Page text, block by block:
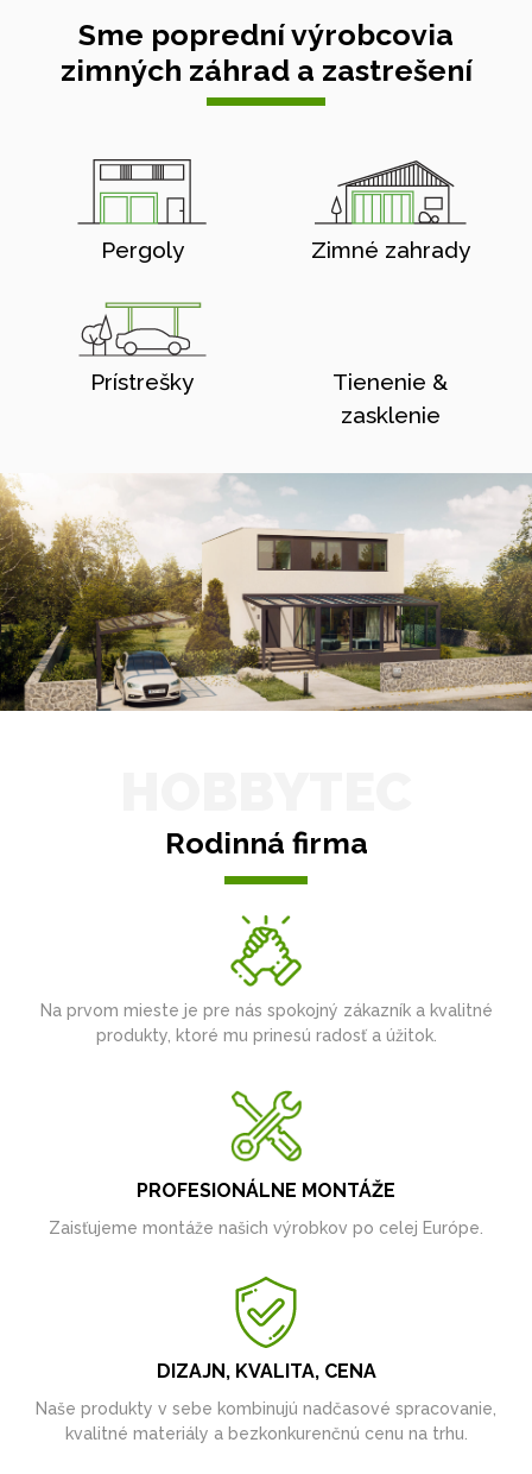
Sme poprední výrobcovia
zimných záhrad a zastrešení
Pergoly Zimné zahrady
Prístrešky
Tienenie &
zasklenie
Rodinná firma
Na prvom mieste je pre nás spokojný zákazník a kvalitné
produkty, ktoré mu prinesú radosť a úžitok.
PROFESIONÁLNE MONTÁŽE
Zaisťujeme montáže našich výrobkov po celej Európe.
DIZAJN, KVALITA, CENA
Naše produkty v sebe kombinujú nadčasové spracovanie,
kvalitné materiály a bezkonkurenčnú cenu na trhu.